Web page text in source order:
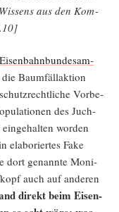
aus den Kom­
Eisen­bahn­bun­des­am­
die Baum­fäll­ak­ti­on
Vor­be­
des Juch­
wor­den
ela­bo­rier­tes Fake
dort genann­te Moni­
auch auf ande­ren
direkt beim Eisen­